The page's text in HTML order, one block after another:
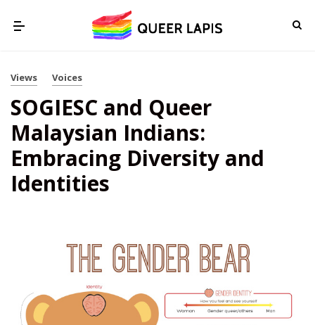
Views Voices
SOGIESC and Queer
Malaysian Indians:
Embracing Diversity and
Identities